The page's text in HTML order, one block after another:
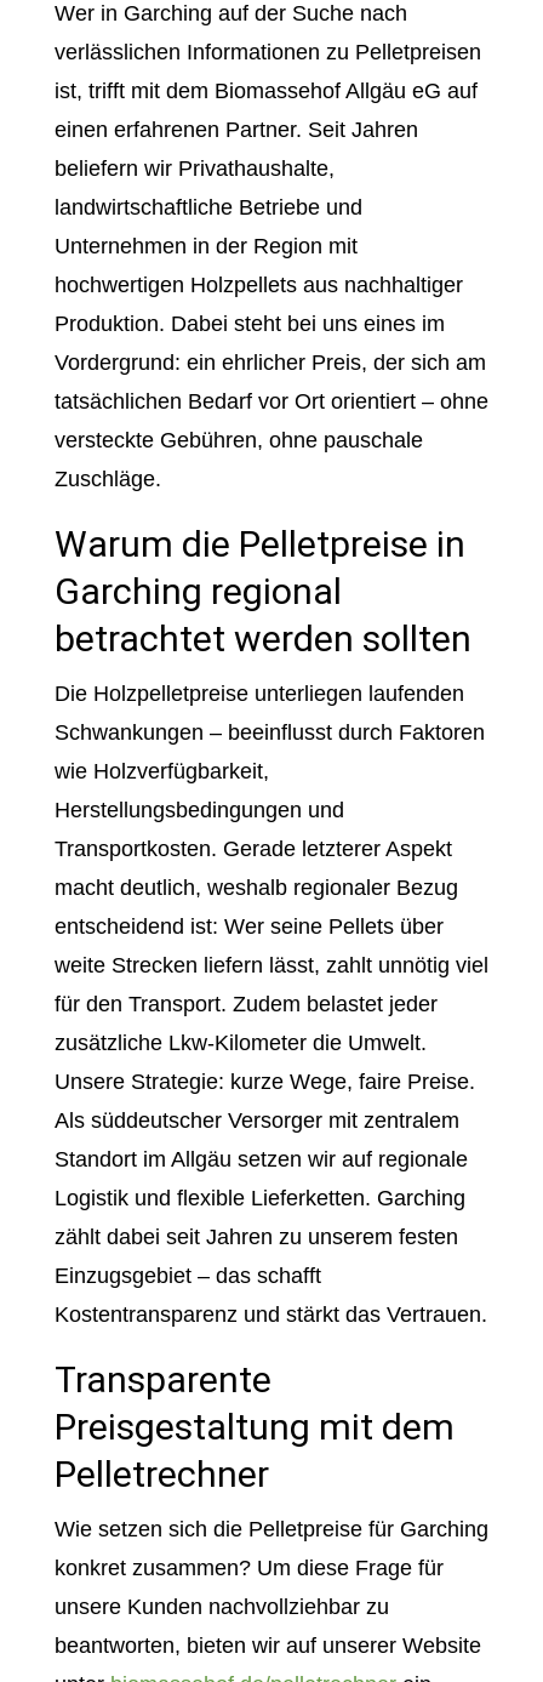
Wer in Garching auf der Suche nach
verlässlichen Informationen zu Pelletpreisen
ist, trifft mit dem Biomassehof Allgäu eG auf
einen erfahrenen Partner. Seit Jahren
beliefern wir Privathaushalte,
landwirtschaftliche Betriebe und
Unternehmen in der Region mit
hochwertigen Holzpellets aus nachhaltiger
Produktion. Dabei steht bei uns eines im
Vordergrund: ein ehrlicher Preis, der sich am
tatsächlichen Bedarf vor Ort orientiert – ohne
versteckte Gebühren, ohne pauschale
Zuschläge.
Warum die Pelletpreise in
Garching regional
betrachtet werden sollten
Die Holzpelletpreise unterliegen laufenden
Schwankungen – beeinflusst durch Faktoren
wie Holzverfügbarkeit,
Herstellungsbedingungen und
Transportkosten. Gerade letzterer Aspekt
macht deutlich, weshalb regionaler Bezug
entscheidend ist: Wer seine Pellets über
weite Strecken liefern lässt, zahlt unnötig viel
für den Transport. Zudem belastet jeder
zusätzliche Lkw-Kilometer die Umwelt.
Unsere Strategie: kurze Wege, faire Preise.
Als süddeutscher Versorger mit zentralem
Standort im Allgäu setzen wir auf regionale
Logistik und flexible Lieferketten. Garching
zählt dabei seit Jahren zu unserem festen
Einzugsgebiet – das schafft
Kostentransparenz und stärkt das Vertrauen.
Transparente
Preisgestaltung mit dem
Pelletrechner
Wie setzen sich die Pelletpreise für Garching
konkret zusammen? Um diese Frage für
unsere Kunden nachvollziehbar zu
beantworten, bieten wir auf unserer Website